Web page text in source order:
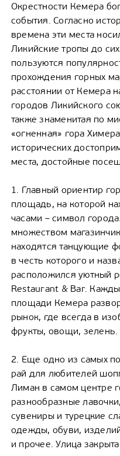
Окрестности Кемера
события. Согласно
времена эти места
Ликийские тропы до
пользуются
прохождения горных
расстоянии от Кемера
городов Ликийского
также знаменитая по
«огненная» гора
исторических
места, достойные
1. Главный ориентир
площадь, на которой
часами – символ
множеством
находятся танцующие
в честь которого и
расположился уютный
Restaurant & Bar.
площади Кемера
рынок, где всегда в
фрукты, овощи, зелень.
2. Еще одно из самых
рай для любителей
Лиман в самом центре
разнообразные
сувениры и турецкие
одежды, обуви,
и прочее. Улица